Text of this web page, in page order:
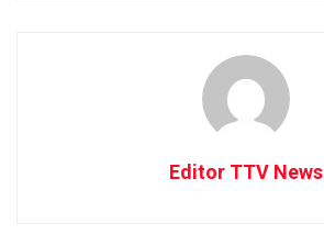
Editor TTV News